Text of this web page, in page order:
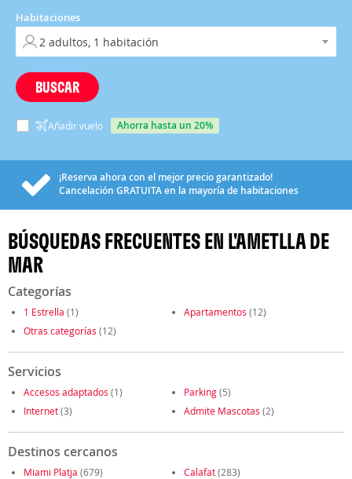
Habitaciones
BUSCAR
Añadir vuelo ahorra hasta un 20%
¡Reserva ahora con el mejor precio garantizado!
Cancelación GRATUITAen la mayoría de habitaciones
BÚSQUEDAS FRECUENTES EN L'AMETLLA DE
MAR
Categorías
1 Estrella (1) Apartamentos (12)
Otras categorías (12)
Servicios
Accesos adaptados (1) Parking(5)
Internet(3) Admite Mascotas (2)
Destinos cercanos
Miami Platja (679) Calafat(283)